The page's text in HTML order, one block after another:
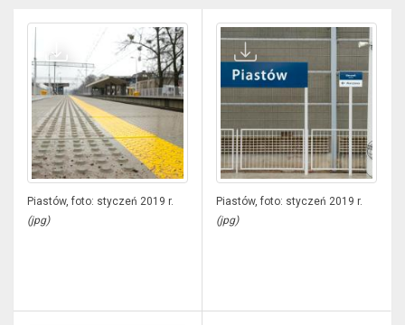
Piastów, foto: styczeń 2019 r.
(jpg)
Piastów, foto: styczeń 2019 r.
(jpg)